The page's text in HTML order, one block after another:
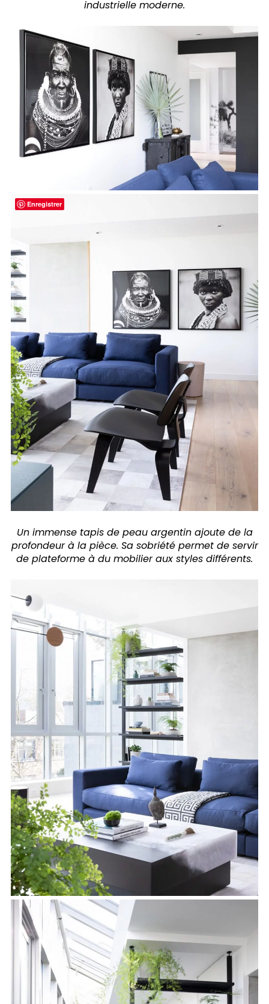
industrielle moderne.
Un immense tapis de peau argentin ajoute de la
profondeur à la pièce. Sa sobriété permet de servir
de plateforme à du mobilier aux styles différents.
Enregistrer